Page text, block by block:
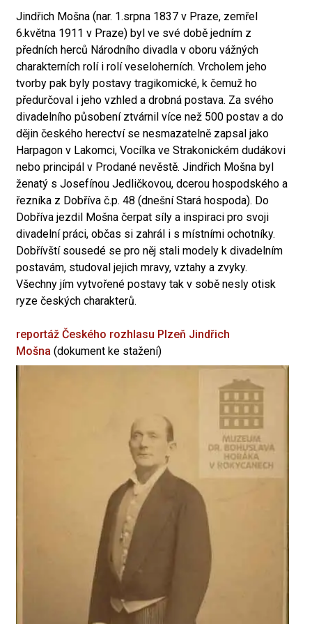
Jindřich Mošna (nar. 1.srpna 1837 v Praze, zemřel
6.května 1911 v Praze) byl ve své době jedním z
předních herců Národního divadla v oboru vážných
charakterních rolí i rolí veseloherních. Vrcholem jeho
tvorby pak byly postavy tragikomické, k čemuž ho
předurčoval i jeho vzhled a drobná postava. Za svého
divadelního působení ztvárnil více než 500 postav a do
dějin českého herectví se nesmazatelně zapsal jako
Harpagon v Lakomci, Vocílka ve Strakonickém dudákovi
nebo principál v Prodané nevěstě. Jindřich Mošna byl
ženatý s Josefínou Jedličkovou, dcerou hospodského a
řezníka z Dobříva č.p. 48 (dnešní Stará hospoda). Do
Dobříva jezdil Mošna čerpat síly a inspiraci pro svoji
divadelní práci, občas si zahrál i s místními ochotníky.
Dobřívští sousedé se pro něj stali modely k divadelním
postavám, studoval jejich mravy, vztahy a zvyky.
Všechny jím vytvořené postavy tak v sobě nesly otisk
ryze českých charakterů.
reportáž Českého rozhlasu Plzeň Jindřich
Mošna (dokument ke stažení)